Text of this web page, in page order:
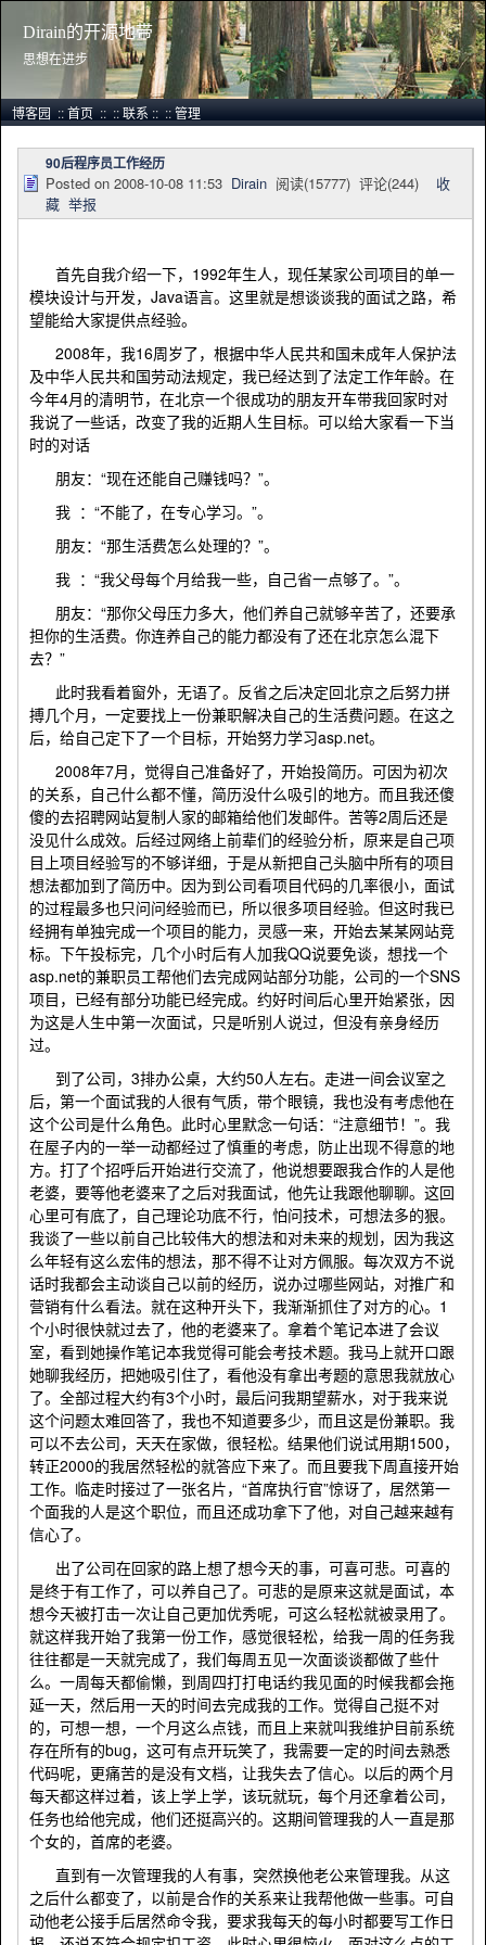
Dirain的开源地带
思想在进步
博客园::首页::::联系::::管理
90后程序员工作经历
Posted on 2008-10-08 11:53 Dirain 阅读(15777) 评论(244) 收
藏 举报
首先自我介绍一下，1992年生人，现任某家公司项目的单一
模块设计与开发，Java语言。这里就是想谈谈我的面试之路，希
望能给大家提供点经验。
2008年，我16周岁了，根据中华人民共和国未成年人保护法
及中华人民共和国劳动法规定，我已经达到了法定工作年龄。在
今年4月的清明节，在北京一个很成功的朋友开车带我回家时对
我说了一些话，改变了我的近期人生目标。可以给大家看一下当
时的对话
朋友：“现在还能自己赚钱吗？”。
我 ：“不能了，在专心学习。”。
朋友：“那生活费怎么处理的？”。
我 ：“我父母每个月给我一些，自己省一点够了。”。
朋友：“那你父母压力多大，他们养自己就够辛苦了，还要承
担你的生活费。你连养自己的能力都没有了还在北京怎么混下
去？”
此时我看着窗外，无语了。反省之后决定回北京之后努力拼
搏几个月，一定要找上一份兼职解决自己的生活费问题。在这之
后，给自己定下了一个目标，开始努力学习asp.net。
2008年7月，觉得自己准备好了，开始投简历。可因为初次
的关系，自己什么都不懂，简历没什么吸引的地方。而且我还傻
傻的去招聘网站复制人家的邮箱给他们发邮件。苦等2周后还是
没见什么成效。后经过网络上前辈们的经验分析，原来是自己项
目上项目经验写的不够详细，于是从新把自己头脑中所有的项目
想法都加到了简历中。因为到公司看项目代码的几率很小，面试
的过程最多也只问问经验而已，所以很多项目经验。但这时我已
经拥有单独完成一个项目的能力，灵感一来，开始去某某网站竞
标。下午投标完，几个小时后有人加我QQ说要免谈，想找一个
asp.net的兼职员工帮他们去完成网站部分功能，公司的一个SNS
项目，已经有部分功能已经完成。约好时间后心里开始紧张，因
为这是人生中第一次面试，只是听别人说过，但没有亲身经历
过。
到了公司，3排办公桌，大约50人左右。走进一间会议室之
后，第一个面试我的人很有气质，带个眼镜，我也没有考虑他在
这个公司是什么角色。此时心里默念一句话：“注意细节！”。我
在屋子内的一举一动都经过了慎重的考虑，防止出现不得意的地
方。打了个招呼后开始进行交流了，他说想要跟我合作的人是他
老婆，要等他老婆来了之后对我面试，他先让我跟他聊聊。这回
心里可有底了，自己理论功底不行，怕问技术，可想法多的狠。
我谈了一些以前自己比较伟大的想法和对未来的规划，因为我这
么年轻有这么宏伟的想法，那不得不让对方佩服。每次双方不说
话时我都会主动谈自己以前的经历，说办过哪些网站，对推广和
营销有什么看法。就在这种开头下，我渐渐抓住了对方的心。1
个小时很快就过去了，他的老婆来了。拿着个笔记本进了会议
室，看到她操作笔记本我觉得可能会考技术题。我马上就开口跟
她聊我经历，把她吸引住了，看他没有拿出考题的意思我就放心
了。全部过程大约有3个小时，最后问我期望薪水，对于我来说
这个问题太难回答了，我也不知道要多少，而且这是份兼职。我
可以不去公司，天天在家做，很轻松。结果他们说试用期1500，
转正2000的我居然轻松的就答应下来了。而且要我下周直接开始
工作。临走时接过了一张名片，“首席执行官”惊讶了，居然第一
个面我的人是这个职位，而且还成功拿下了他，对自己越来越有
信心了。
出了公司在回家的路上想了想今天的事，可喜可悲。可喜的
是终于有工作了，可以养自己了。可悲的是原来这就是面试，本
想今天被打击一次让自己更加优秀呢，可这么轻松就被录用了。
就这样我开始了我第一份工作，感觉很轻松，给我一周的任务我
往往都是一天就完成了，我们每周五见一次面谈谈都做了些什
么。一周每天都偷懒，到周四打打电话约我见面的时候我都会拖
延一天，然后用一天的时间去完成我的工作。觉得自己挺不对
的，可想一想，一个月这么点钱，而且上来就叫我维护目前系统
存在所有的bug，这可有点开玩笑了，我需要一定的时间去熟悉
代码呢，更痛苦的是没有文档，让我失去了信心。以后的两个月
每天都这样过着，该上学上学，该玩就玩，每个月还拿着公司，
任务也给他完成，他们还挺高兴的。这期间管理我的人一直是那
个女的，首席的老婆。
直到有一次管理我的人有事，突然换他老公来管理我。从这
之后什么都变了，以前是合作的关系来让我帮他做一些事。可自
动他老公接手后居然命令我，要求我每天的每小时都要写工作日